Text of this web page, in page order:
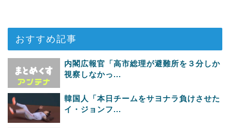
おすすめ記事
内閣広報官「高市総理が避難所を３分しか
視察しなかっ...
韓国人「本日チームをサヨナラ負けさせた
イ・ジョンフ...